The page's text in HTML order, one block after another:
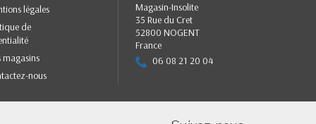
légales
de
magasins
nous
Magasin-Insolite
35 Rue du Cret
52800 NOGENT
France
06 08 21 20 04